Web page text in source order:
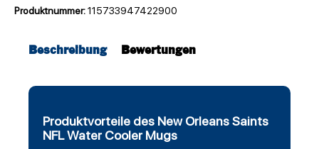
Produktnummer:115733947422900
Beschreibung Bewertungen
Produktvorteile des New Orleans Saints
NFL Water Cooler Mugs